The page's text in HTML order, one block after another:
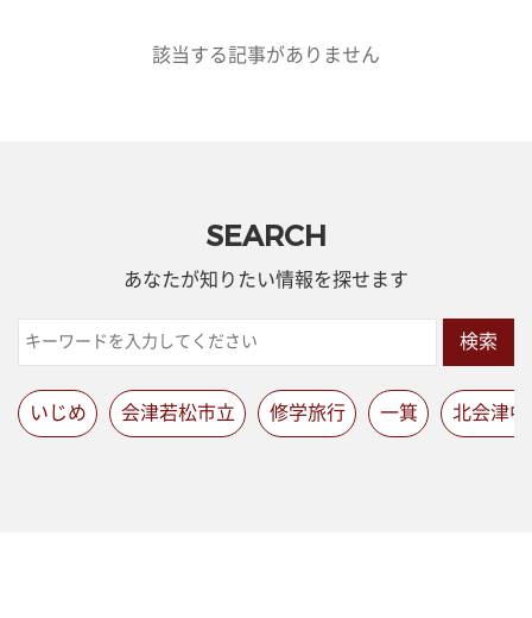
該当する記事がありません
SEARCH
あなたが知りたい情報を探せます
検索
いじめ 会津若松市立 修学旅行 一箕 北会津中